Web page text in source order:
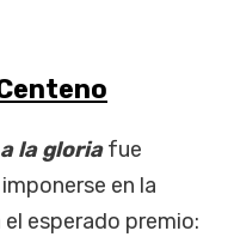
la gloria fue
en la
esperado premio: